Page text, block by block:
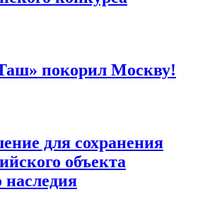
покорил Москву!
для сохранения
объекта
наследия